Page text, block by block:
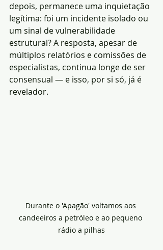
depois, permanece uma inquietação
legítima: foi um incidente isolado ou
um sinal de vulnerabilidade
estrutural? A resposta, apesar de
múltiplos relatórios e comissões de
especialistas, continua longe de ser
consensual — e isso, por si só, já é
revelador.
Durante o 'Apagão' voltamos aos
candeeiros a petróleo e ao pequeno
rádio a pilhas